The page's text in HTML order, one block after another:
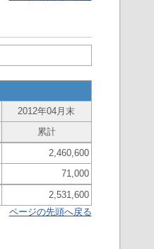
2012年04月末
累計
2,460,600
71,000
2,531,600
ページの先頭へ戻る